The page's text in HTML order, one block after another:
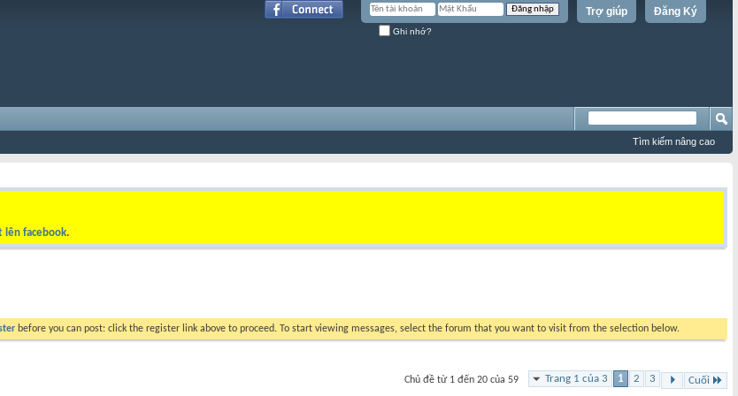
Đăng Ký
Trợ giúp
Ghi nhớ?
Tìm kiếm nâng cao
lên facebook.
before you can post: click the register link above to proceed. To start viewing messages, select the forum that you want to visit from the selection below.
Trang 1 của 3 1 2 3 Cuối
Chủ đề từ 1 đến 20 của 59